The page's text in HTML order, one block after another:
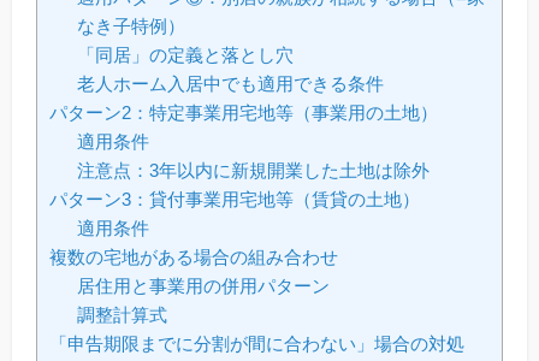
なき子特例）
「同居」の定義と落とし穴
老人ホーム入居中でも適用できる条件
パターン2：特定事業用宅地等（事業用の土地）
適用条件
注意点：3年以内に新規開業した土地は除外
パターン3：貸付事業用宅地等（賃貸の土地）
適用条件
複数の宅地がある場合の組み合わせ
居住用と事業用の併用パターン
調整計算式
「申告期限までに分割が間に合わない」場合の対処